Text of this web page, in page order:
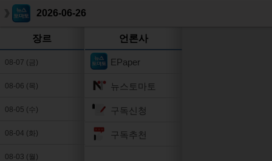
2026-06-26
장르
08-07 (금)
08-06 (목)
08-05 (수)
08-04 (화)
08-03 (월)
언론사
EPaper
뉴스토마토
구독신청
구독추천